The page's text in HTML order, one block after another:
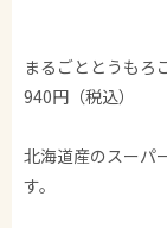
まるごととうもろ
940円（税込）
北海道産のスーパ
す。